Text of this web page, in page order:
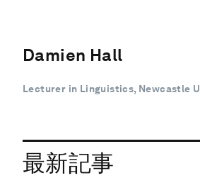
Damien Hall
Lecturer in Linguistics, Newcastle
最新記事